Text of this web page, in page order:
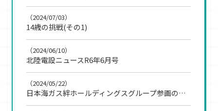
14歳の挑戦(その1)
（2024/07/03）
北陸電設ニュースR6年6月号
（2024/06/10）
日本海ガス絆ホールディングスグループ参画のお知らせ
（2024/05/22）